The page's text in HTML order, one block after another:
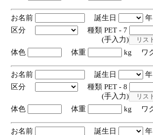
お名前 誕生日
区分
種類 PET - 7
(手入力)
体色
体重 kg ワ
お名前 誕生日
区分
種類 PET - 8
(手入力)
体色
体重 kg ワ
お名前 誕生日